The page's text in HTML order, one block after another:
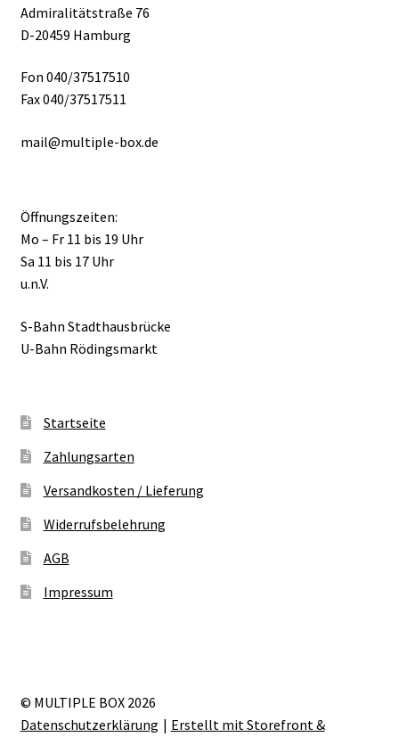
Admiralitätstraße 76
D-20459 Hamburg
Fon 040/37517510
Fax 040/37517511
mail@multiple-box.de
Öffnungszeiten:
Mo – Fr 11 bis 19 Uhr
Sa 11 bis 17 Uhr
u.n.V.
S-Bahn Stadthausbrücke
U-Bahn Rödingsmarkt
Startseite
Zahlungsarten
Versandkosten / Lieferung
Widerrufsbelehrung
AGB
Impressum
© MULTIPLE BOX 2026
Datenschutzerklärung
Erstellt mit Storefront &